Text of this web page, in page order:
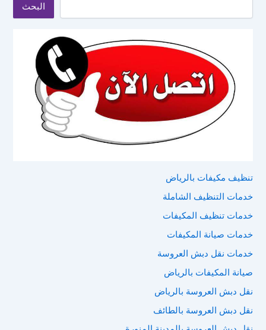
البحث
تنظيف مكيفات بالرياض
خدمات التنظيف الشاملة
خدمات تنظيف المكيفات
خدمات صيانة المكيفات
خدمات نقل دبش العروسة
صيانة المكيفات بالرياض
نقل دبش العروسة بالرياض
نقل دبش العروسة بالطائف